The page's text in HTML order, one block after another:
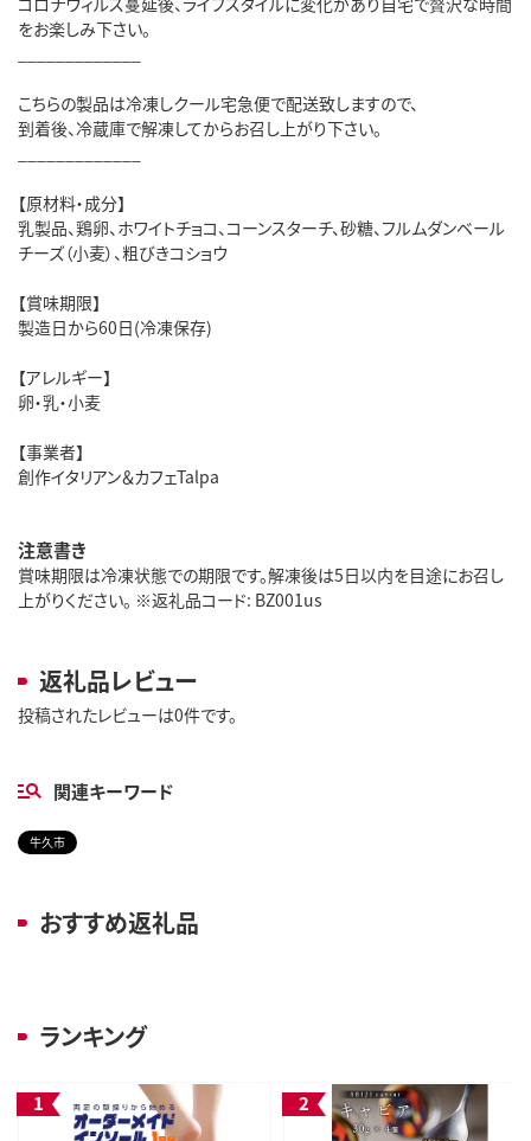
をお楽しみ下さい。
こちらの製品は冷凍しクール宅急便で配送致しますので、
到着後、冷蔵庫で解凍してからお召し上がり下さい。
【原材料・成分】
乳製品、鶏卵、ホワイトチョコ、コーンスターチ、砂糖、フルムダンベール
チーズ（小麦）、粗びきコショウ
【賞味期限】
製造日から60日(冷凍保存)
【アレルギー】
卵・乳・小麦
【事業者】
創作イタリアン＆カフェTalpa
注意書き
賞味期限は冷凍状態での期限です。解凍後は5日以内を目途にお召し
上がりください。 ※返礼品コード: BZ001us
返礼品レビュー
投稿されたレビューは0件です。
関連キーワード
牛久市
おすすめ返礼品
ランキング